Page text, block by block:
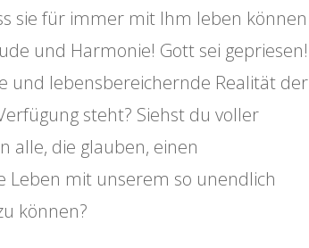
sie für immer mit Ihm leben können
und Harmonie! Gott sei gepriesen!
und lebensbereichernde Realität der
steht? Siehst du voller
alle, die glauben, einen
Leben mit unserem so unendlich
können?